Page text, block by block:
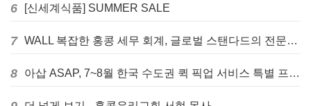
6 [신세계식품] SUMMER SALE
7 WALL 복잡한 홍콩 세무 회계, 글로벌 스탠다드의 전문가들이 답을 드립니다! - 법인설립, 회계, 감사
8 아삽 ASAP, 7~8월 한국 수도권 퀵 픽업 서비스 특별 프로모션 실시